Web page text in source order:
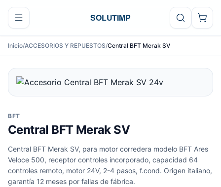
Ir al contenido
SOLUTIMP
Inicio/ACCESORIOS Y REPUESTOS/Central BFT Merak SV
BFT
Central BFT Merak SV
Central BFT Merak SV, para motor corredera modelo BFT Ares
Veloce 500, receptor controles incorporado, capacidad 64
controles remoto, motor 24V, 2-4 pasos, f.cond. Origen italiano,
garantía 12 meses por fallas de fábrica.